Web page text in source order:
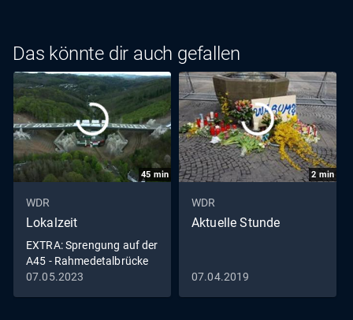
Das könnte dir auch gefallen
45 min
WDR
Lokalzeit
EXTRA: Sprengung auf der
A45 - Rahmedetalbrücke
in Lüdenscheid fällt
07.05.2023
2 min
WDR
Aktuelle Stunde
07.04.2019